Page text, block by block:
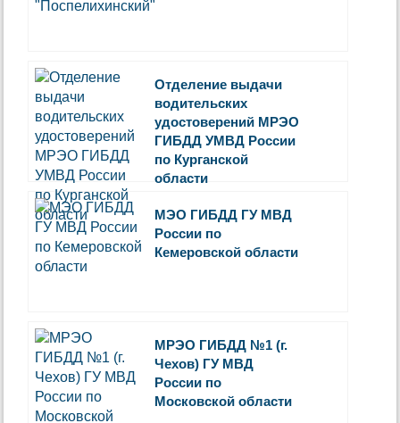
Отделение выдачи
водительских
удостоверений МРЭО
ГИБДД УМВД России
по Курганской
области
МЭО ГИБДД ГУ МВД
Росcии по
Кемеровской области
МРЭО ГИБДД №1 (г.
Чехов) ГУ МВД
России по
Московской области